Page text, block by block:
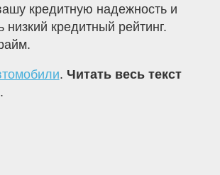
кредитную надежность и
низкий кредитный рейтинг.
. Читать весь текст
.